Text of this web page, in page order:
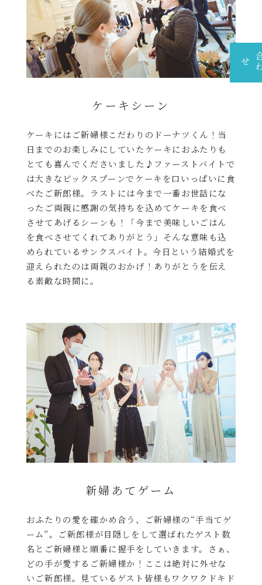
せ
ケーキシーン
ケーキにはご新婦様こだわりのドーナツくん！当
日までのお楽しみにしていたケーキにおふたりも
とても喜んでくださいました♪ファーストバイトで
は大きなビックスプーンでケーキを口いっぱいに食
べたご新郎様。ラストには今まで一番お世話にな
ったご両親に感謝の気持ちを込めてケーキを食べ
させてあげるシーンも！「今まで美味しいごはん
を食べさせてくれてありがとう」そんな意味も込
められているサンクスバイト。今日という結婚式を
迎えられたのは両親のおかげ！ありがとうを伝え
る素敵な時間に。
新婦あてゲーム
おふたりの愛を確かめ合う、ご新婦様の“手当てゲ
ーム″。ご新郎様が目隠しをして選ばれたゲスト数
名とご新婦様と順番に握手をしていきます。さぁ、
どの手が愛するご新婦様か！ここは絶対に外せな
いご新郎様。見ているゲスト皆様もワクワクドキド